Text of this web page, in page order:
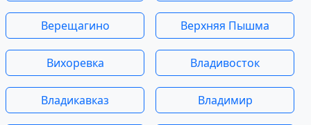
Верещагино Верхняя Пышма
Вихоревка Владивосток
Владикавказ Владимир